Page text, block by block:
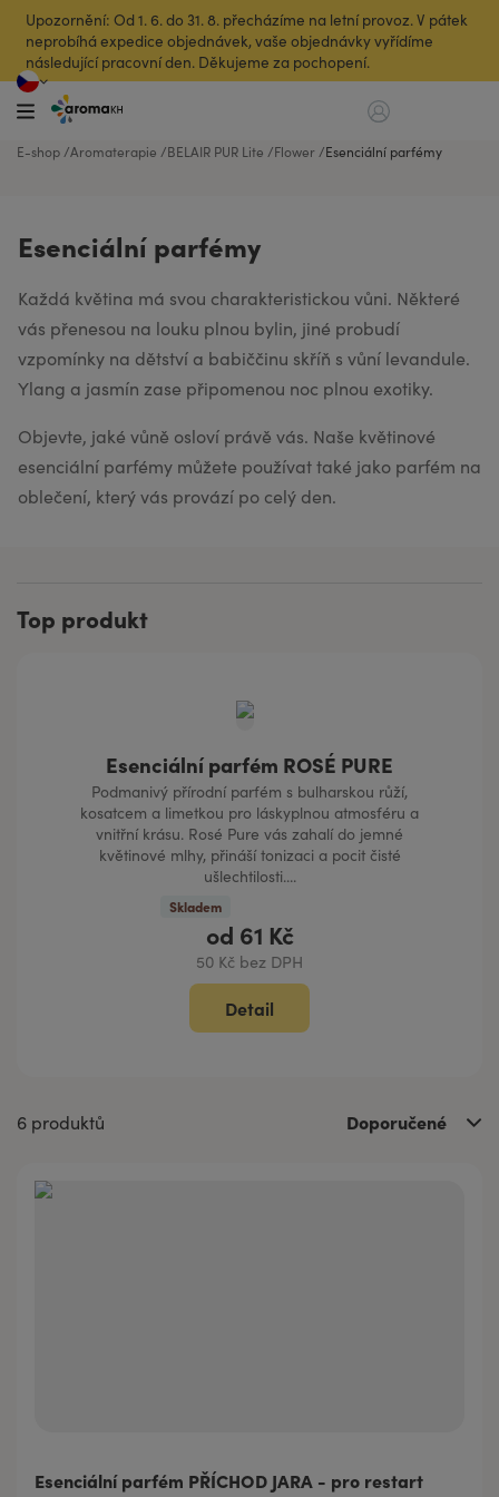
Upozornění: Od 1. 6. do 31. 8. přecházíme na letní provoz. V pátek
neprobíhá expedice objednávek, vaše objednávky vyřídíme
následující pracovní den. Děkujeme za pochopení.
E-shop Aromaterapie BELAIR PUR Lite Flower Esenciální parfémy
Esenciální parfémy
Každá květina má svou charakteristickou vůni. Některé
vás přenesou na louku plnou bylin, jiné probudí
vzpomínky na dětství a babiččinu skříň s vůní levandule.
Ylang a jasmín zase připomenou noc plnou exotiky.
Objevte, jaké vůně osloví právě vás. Naše květinové
esenciální parfémy můžete používat také jako parfém na
oblečení, který vás provází po celý den.
Top produkt
Esenciální parfém ROSÉ PURE
Podmanivý přírodní parfém s bulharskou růží,
kosatcem a limetkou pro láskyplnou atmosféru a
vnitřní krásu. Rosé Pure vás zahalí do jemné
květinové mlhy, přináší tonizaci a pocit čisté
ušlechtilosti....
Skladem
od 61 Kč
50 Kč bez DPH
Detail
6 produktů Doporučené
Esenciální parfém PŘÍCHOD JARA - pro restart